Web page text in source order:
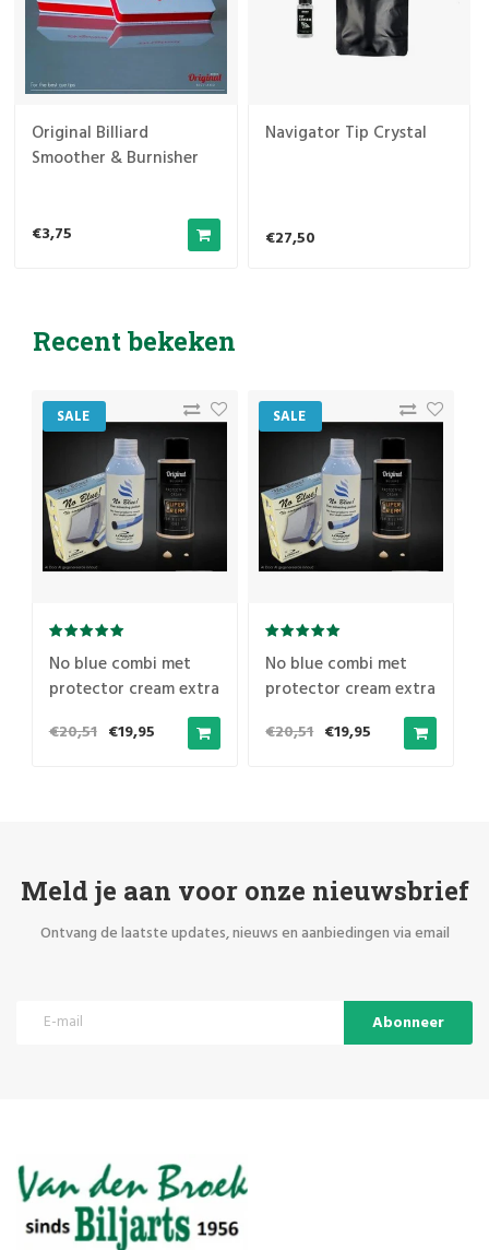
Original Billiard
Smoother & Burnisher
€3,75
Navigator Tip Crystal
€27,50
Recent bekeken
SALE
No blue combi met
protector cream extra
€20,51 €19,95
SALE
No blue combi met
protector cream extra
€20,51 €19,95
Meld je aan voor onze nieuwsbrief
Ontvang de laatste updates, nieuws en aanbiedingen via email
Abonneer